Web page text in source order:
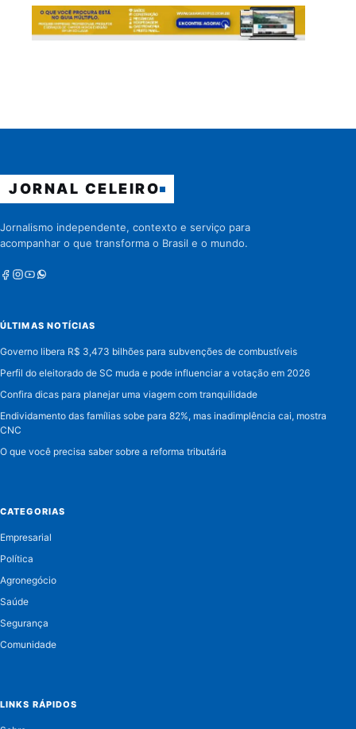
JORNAL CELEIRO
Jornalismo independente, contexto e serviço para
acompanhar o que transforma o Brasil e o mundo.
Facebook
Instagram
Youtube
Whatsapp
ÚLTIMAS NOTÍCIAS
Governo libera R$ 3,473 bilhões para subvenções de combustíveis
Perfil do eleitorado de SC muda e pode influenciar a votação em 2026
Confira dicas para planejar uma viagem com tranquilidade
Endividamento das famílias sobe para 82%, mas inadimplência cai, mostra
CNC
O que você precisa saber sobre a reforma tributária
CATEGORIAS
Empresarial
Política
Agronegócio
Saúde
Segurança
Comunidade
LINKS RÁPIDOS